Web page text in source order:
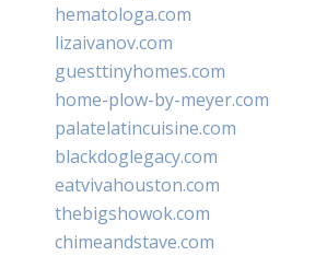
hematologa.com
lizaivanov.com
guesttinyhomes.com
home-plow-by-meyer.com
palatelatincuisine.com
blackdoglegacy.com
eatvivahouston.com
thebigshowok.com
chimeandstave.com